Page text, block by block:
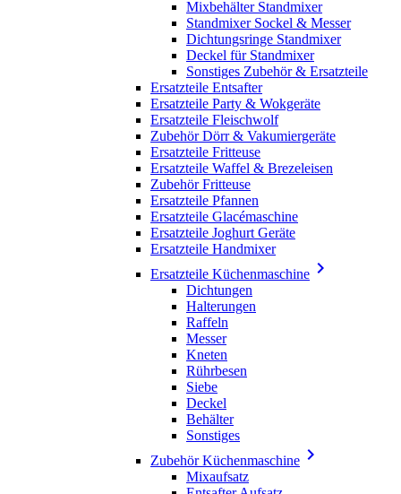
Mixbehälter Standmixer
Standmixer Sockel & Messer
Dichtungsringe Standmixer
Deckel für Standmixer
Sonstiges Zubehör & Ersatzteile
Ersatzteile Entsafter
Ersatzteile Party & Wokgeräte
Ersatzteile Fleischwolf
Zubehör Dörr & Vakumiergeräte
Ersatzteile Fritteuse
Ersatzteile Waffel & Brezeleisen
Zubehör Fritteuse
Ersatzteile Pfannen
Ersatzteile Glacémaschine
Ersatzteile Joghurt Geräte
Ersatzteile Handmixer
Ersatzteile Küchenmaschine 
Dichtungen
Halterungen
Raffeln
Messer
Kneten
Rührbesen
Siebe
Deckel
Behälter
Sonstiges
Zubehör Küchenmaschine 
Mixaufsatz